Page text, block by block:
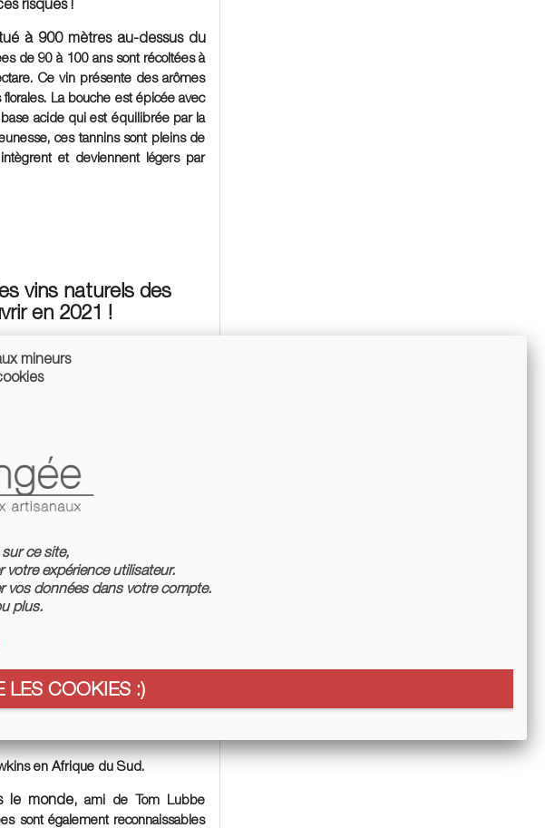
risques !
à 900 mètres au-dessus du
de 90 à 100 ans sont récoltées à
Ce vin présente des arômes
La bouche est épicée avec
acide qui est équilibrée par la
ces tannins sont pleins de
et deviennent légerspar
vins naturels des
en 2021 !
années en Alsace, il
renaissance de la petite
préconçues. J’ai, du reste,
La relation humaine est
»a t'il a déclaré dans son
de ce style.
dans notre offre, faits à partir
qu'un Cabernet Franc, qui
a l'étiquette drôle,
en Afrique du Sud.
le monde, ami de Tom Lubbe
sont également reconnaissables
mineurs
ce site,
votre expérience utilisateur.
vos données dans votre compte.
plus.
LES COOKIES :)